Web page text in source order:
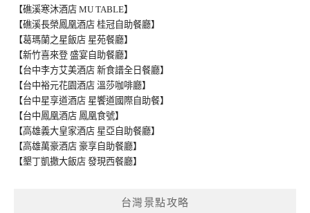
【礁溪寒沐酒店 MU TABLE】
【礁溪長榮鳳凰酒店 桂冠自助餐廳】
【葛瑪蘭之星飯店 星苑餐廳】
【新竹喜來登 盛宴自助餐廳】
【台中李方艾美酒店 新食譜全日餐廳】
【台中裕元花園酒店 溫莎咖啡廳】
【台中星享道酒店 星饗道國際自助餐】
【台中鳳凰酒店 鳳凰食號】
【高雄義大皇家酒店 星亞自助餐廳】
【高雄萬豪酒店 豪享自助餐廳】
【墾丁凱撒大飯店 發現西餐廳】
台灣景點攻略